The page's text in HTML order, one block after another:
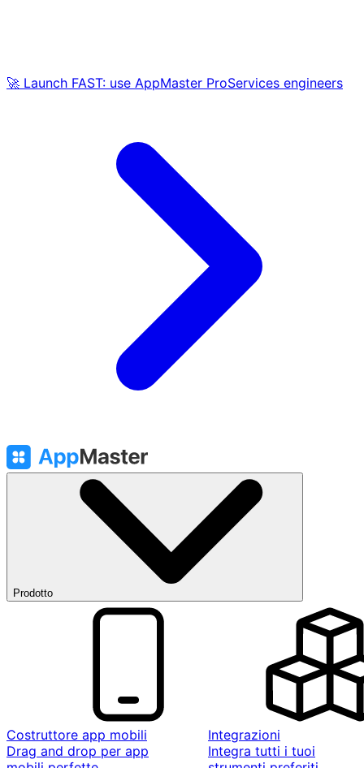
🚀 Launch FAST: use AppMaster ProServices engineers
Prodotto
Costruttore app mobili
Drag and drop per app
Integrazioni
Integra tutti i tuoi